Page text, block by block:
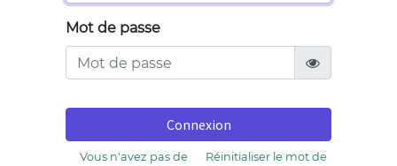
Mot de passe
Connexion
Vous n'avez pas de
Réinitialiser le mot de